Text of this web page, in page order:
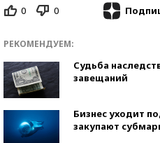
0 0
РЕКОМЕНДУЕМ:
Судьба
завещаний
Бизнес уходит
закупают